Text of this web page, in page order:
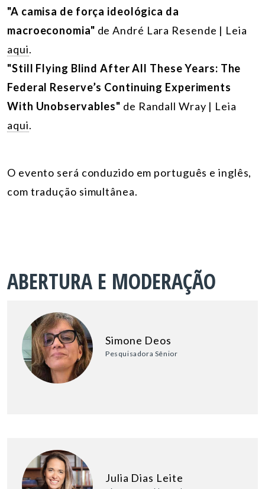
"A camisa de força ideológica da
macroeconomia" de André Lara Resende | Leia
aqui.
"Still Flying Blind After All These Years: The
Federal Reserve’s Continuing Experiments
With Unobservables" de Randall Wray | Leia
aqui.
O evento será conduzido em português e inglês,
com tradução simultânea.
ABERTURA E MODERAÇÃO
Simone Deos
Pesquisadora Sênior
Julia Dias Leite